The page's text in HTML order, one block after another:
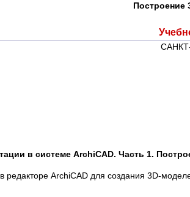
Построение
в системе ArchiCAD. Часть 1.
ArchiCAD для создания 3D-